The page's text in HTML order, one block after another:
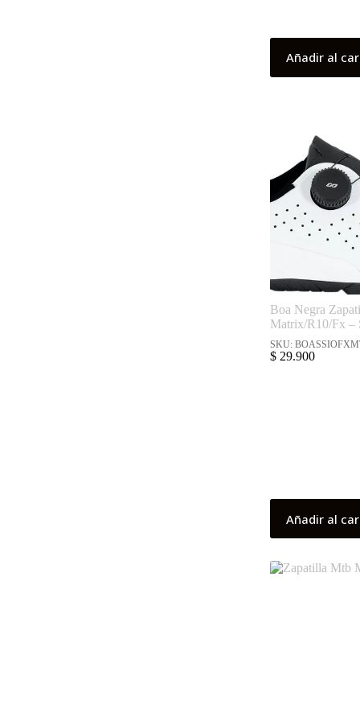
Añadir al
Boa Negra
Matrix/R10/Fx –
SKU:
$29.900
Añadir al